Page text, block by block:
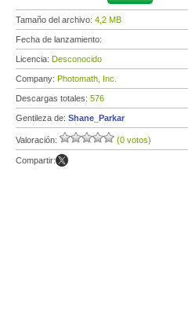
Tamaño del archivo: 4,2 MB
Fecha de lanzamiento:
Licencia: Desconocido
Company: Photomath, Inc.
Descargas totales: 576
Gentileza de: Shane_Parkar
Valoración: (0 votos)
Compartir: